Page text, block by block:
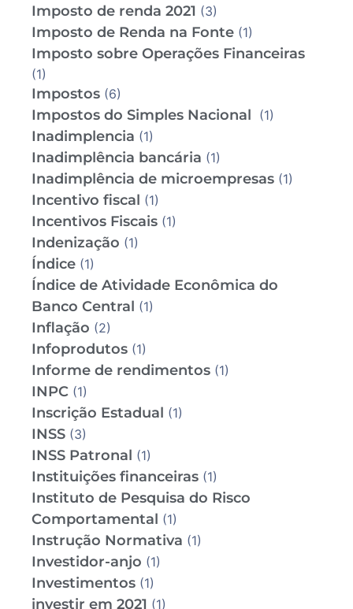
Imposto de renda 2021 (3)
Imposto de Renda na Fonte (1)
Imposto sobre Operações Financeiras
(1)
Impostos (6)
Impostos do Simples Nacional (1)
Inadimplencia (1)
Inadimplência bancária (1)
Inadimplência de microempresas (1)
Incentivo fiscal (1)
Incentivos Fiscais (1)
Indenização (1)
Índice (1)
Índice de Atividade Econômica do
Banco Central (1)
Inflação (2)
Infoprodutos (1)
Informe de rendimentos (1)
INPC (1)
Inscrição Estadual (1)
INSS (3)
INSS Patronal (1)
Instituições financeiras (1)
Instituto de Pesquisa do Risco
Comportamental (1)
Instrução Normativa (1)
Investidor-anjo (1)
Investimentos (1)
investir em 2021 (1)